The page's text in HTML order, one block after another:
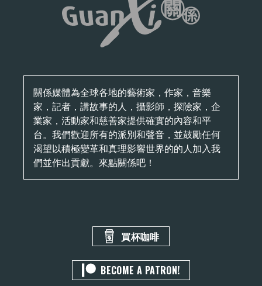
關係媒體為全球各地的藝術家，作家，音樂
家，記者，講故事的人，攝影師，探險家，企
業家，活動家和慈善家提供確實的內容和平
台。我們歡迎所有的派別和聲音，並鼓勵任何
渴望以積極變革和真理影響世界的的人加入我
們並作出貢獻。來點關係吧！
買杯咖啡
BECOME A PATRON!